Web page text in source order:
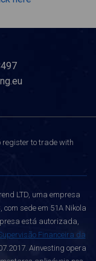
register to trade with
LTD, uma empresa
sede em 51A Nikola
está autorizada,
Financeira da
Ainvesting opera